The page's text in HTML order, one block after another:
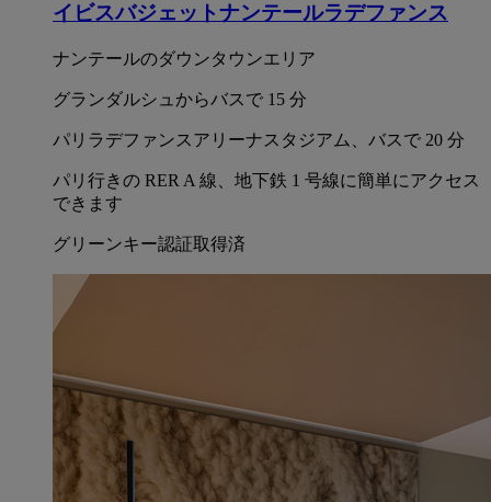
イビスバジェットナンテールラデファンス
ナンテールのダウンタウンエリア
グランダルシュからバスで 15 分
パリラデファンスアリーナスタジアム、バスで 20 分
パリ行きの RER A 線、地下鉄 1 号線に簡単にアクセス
できます
グリーンキー認証取得済